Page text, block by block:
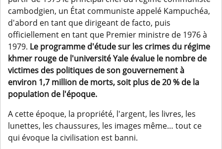
cambodgien, un État communiste appelé Kampuchéa,
d'abord en tant que dirigeant de facto, puis
officiellement en tant que Premier ministre de 1976 à
1979. Le programme d'étude sur les crimes du régime
khmer rouge de l'université Yale évalue le nombre de
victimes des politiques de son gouvernement à
environ 1,7 million de morts, soit plus de 20 % de la
population de l'époque.
A cette époque, la propriété, l'argent, les livres, les
lunettes, les chaussures, les images même… tout ce
qui évoque la civilisation est banni.